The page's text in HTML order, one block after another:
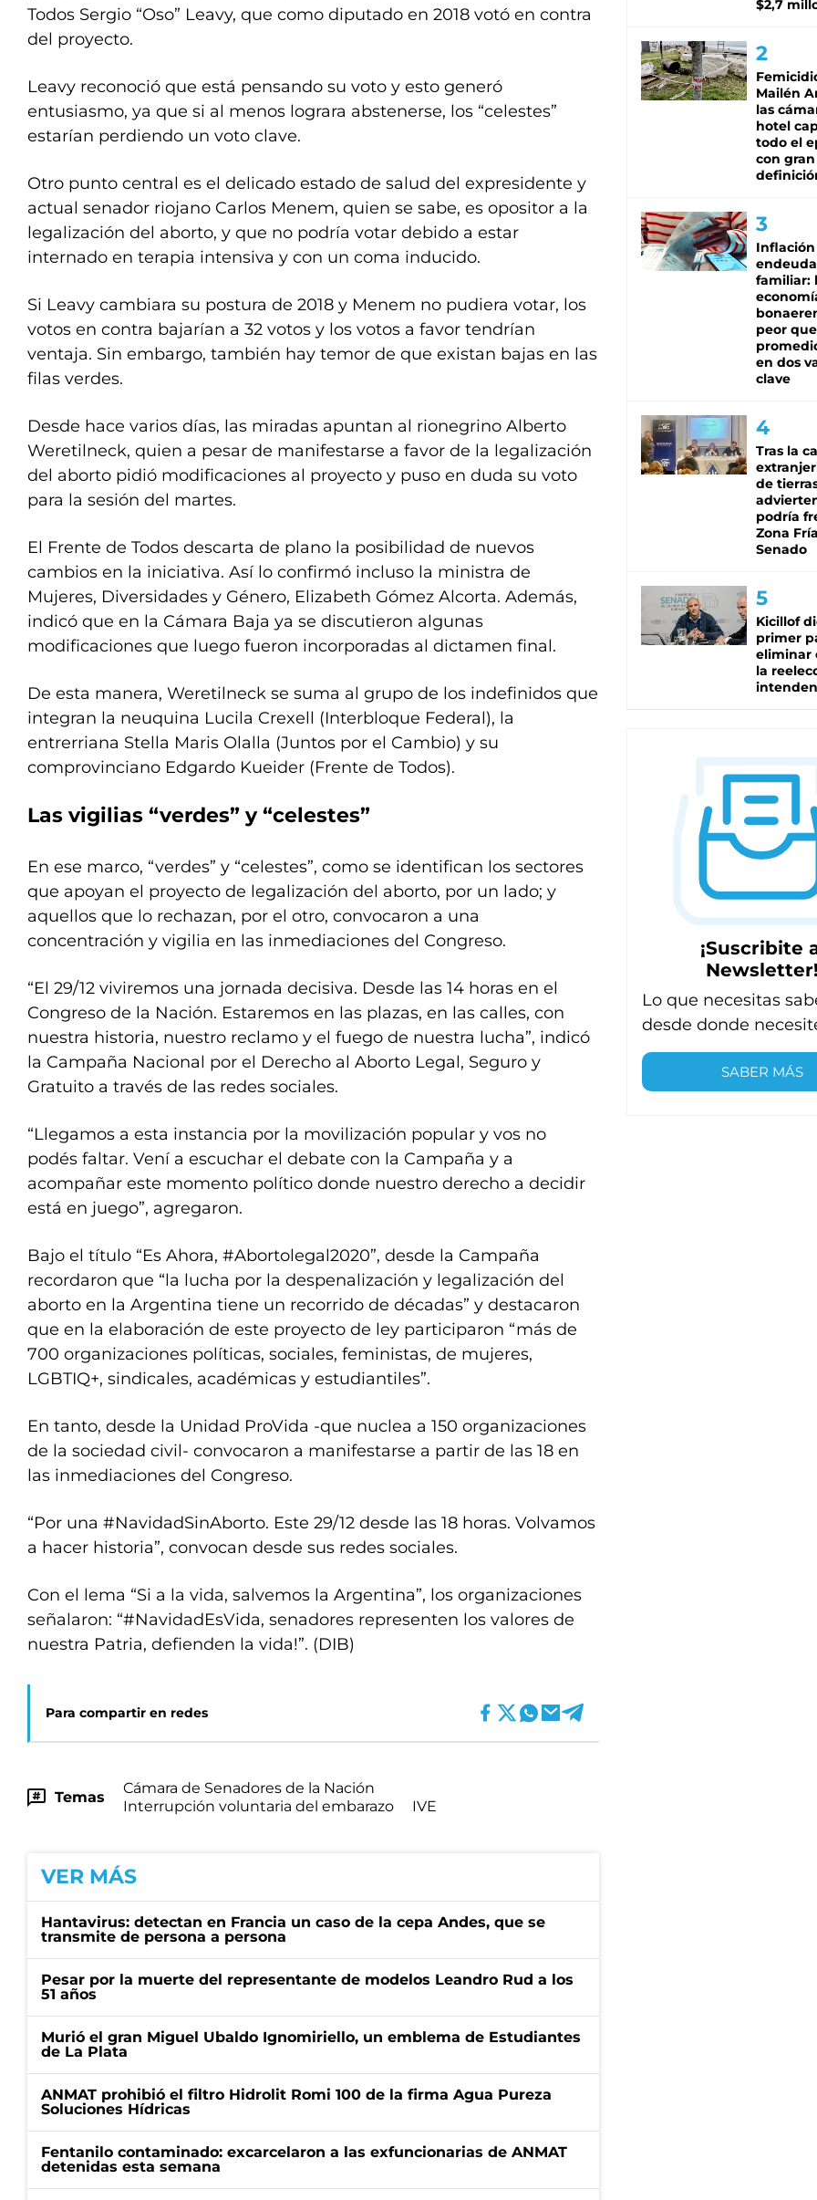
Todos Sergio “Oso” Leavy, que como diputado en 2018 votó en contra
del proyecto.
Leavy reconoció que está pensando su voto y esto generó
entusiasmo, ya que si al menos lograra abstenerse, los “celestes”
estarían perdiendo un voto clave.
Otro punto central es el delicado estado de salud del expresidente y
actual senador riojano Carlos Menem, quien se sabe, es opositor a la
legalización del aborto, y que no podría votar debido a estar
internado en terapia intensiva y con un coma inducido.
Si Leavy cambiara su postura de 2018 y Menem no pudiera votar, los
votos en contra bajarían a 32 votos y los votos a favor tendrían
ventaja. Sin embargo, también hay temor de que existan bajas en las
filas verdes.
Desde hace varios días, las miradas apuntan al rionegrino Alberto
Weretilneck, quien a pesar de manifestarse a favor de la legalización
del aborto pidió modificaciones al proyecto y puso en duda su voto
para la sesión del martes.
El Frente de Todos descarta de plano la posibilidad de nuevos
cambios en la iniciativa. Así lo confirmó incluso la ministra de
Mujeres, Diversidades y Género, Elizabeth Gómez Alcorta. Además,
indicó que en la Cámara Baja ya se discutieron algunas
modificaciones que luego fueron incorporadas al dictamen final.
De esta manera, Weretilneck se suma al grupo de los indefinidos que
integran la neuquina Lucila Crexell (Interbloque Federal), la
entrerriana Stella Maris Olalla (Juntos por el Cambio) y su
comprovinciano Edgardo Kueider (Frente de Todos).
Las vigilias “verdes” y “celestes”
En ese marco, “verdes” y “celestes”, como se identifican los sectores
que apoyan el proyecto de legalización del aborto, por un lado; y
aquellos que lo rechazan, por el otro, convocaron a una
concentración y vigilia en las inmediaciones del Congreso.
“El 29/12 viviremos una jornada decisiva. Desde las 14 horas en el
Congreso de la Nación. Estaremos en las plazas, en las calles, con
nuestra historia, nuestro reclamo y el fuego de nuestra lucha”, indicó
la Campaña Nacional por el Derecho al Aborto Legal, Seguro y
Gratuito a través de las redes sociales.
“Llegamos a esta instancia por la movilización popular y vos no
podés faltar. Vení a escuchar el debate con la Campaña y a
acompañar este momento político donde nuestro derecho a decidir
está en juego”, agregaron.
Bajo el título “Es Ahora, #Abortolegal2020”, desde la Campaña
recordaron que “la lucha por la despenalización y legalización del
aborto en la Argentina tiene un recorrido de décadas” y destacaron
que en la elaboración de este proyecto de ley participaron “más de
700 organizaciones políticas, sociales, feministas, de mujeres,
LGBTIQ+, sindicales, académicas y estudiantiles”.
En tanto, desde la Unidad ProVida -que nuclea a 150 organizaciones
de la sociedad civil- convocaron a manifestarse a partir de las 18 en
las inmediaciones del Congreso.
“Por una #NavidadSinAborto. Este 29/12 desde las 18 horas. Volvamos
a hacer historia”, convocan desde sus redes sociales.
Con el lema “Si a la vida, salvemos la Argentina”, los organizaciones
señalaron: “#NavidadEsVida, senadores representen los valores de
nuestra Patria, defienden la vida!”. (DIB)
Para compartir en redes
Temas
Cámara de Senadores de la Nación
Interrupción voluntaria del embarazo
IVE
VER MÁS
Hantavirus: detectan en Francia un caso de la cepa Andes, que se
transmite de persona a persona
Pesar por la muerte del representante de modelos Leandro Rud a los
51 años
Murió el gran Miguel Ubaldo Ignomiriello, un emblema de Estudiantes
de La Plata
ANMAT prohibió el filtro Hidrolit Romi 100 de la firma Agua Pureza
Soluciones Hídricas
Fentanilo contaminado: excarcelaron a las exfuncionarias de ANMAT
detenidas esta semana
$2,7
Mailén
las
hotel
todo el
con gran
Inflación
familiar:
peor
en dos
clave
Tras la
de
podría
Zona
Senado
Kicillof
primer
eliminar
la
¡Suscribite
Newsletter!
Lo que necesitas
desde donde
SABER MÁS